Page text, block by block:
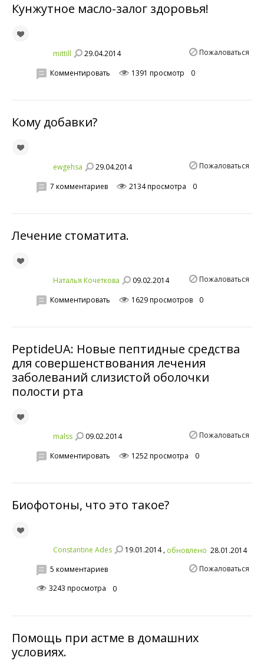
Кунжутное масло-залог здоровья!
mittill 29.04.2014 Пожаловаться
Комментировать 1391 просмотр 0
Кому добавки?
ewgehsa 29.04.2014 Пожаловаться
7 комментариев 2134 просмотра 0
Лечение стоматита.
Наталья Кочеткова 09.02.2014 Пожаловаться
Комментировать 1629 просмотров 0
PeptideUA: Новые пептидные средства
для совершенствования лечения
заболеваний слизистой оболочки
полости рта
malss 09.02.2014 Пожаловаться
Комментировать 1252 просмотра 0
Биофотоны, что это такое?
Constantine Ades 19.01.2014 , обновлено 28.01.2014
Пожаловаться
5 комментариев
3243 просмотра
0
Помощь при астме в домашних
условиях.